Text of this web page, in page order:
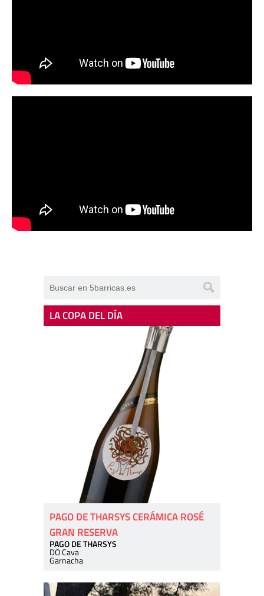
LA COPA DEL DÍA
PAGO DE THARSYS CERÁMICA ROSÉ
GRAN RESERVA
PAGO DE THARSYS
DO Cava
Garnacha